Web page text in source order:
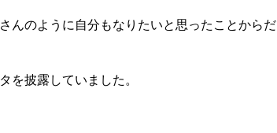
んのように自分もなりたいと思ったことからだ
を披露していました。